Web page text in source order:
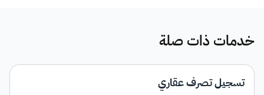
خدمات ذات صلة
تسجيل تصرف عقاري